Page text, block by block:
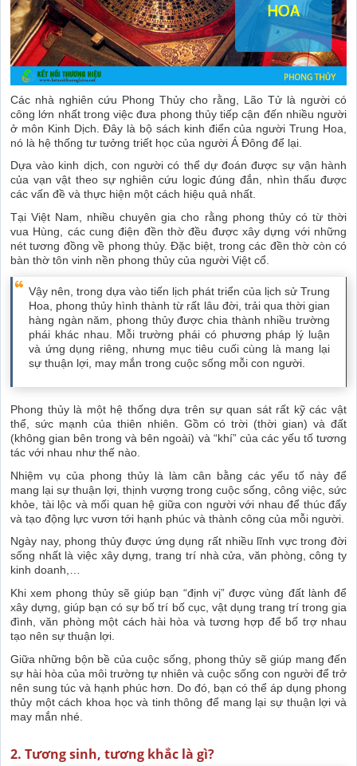
Các nhà nghiên cứu Phong Thủy cho rằng, Lão Tử là người có
công lớn nhất trong việc đưa phong thủy tiếp cận đến nhiều người
ở môn Kinh Dịch. Đây là bộ sách kinh điển của người Trung Hoa,
nó là hệ thống tư tưởng triết học của người Á Đông để lại.
Dựa vào kinh dịch, con người có thể dự đoán được sự vận hành
của vạn vật theo sự nghiên cứu logic đúng đắn, nhìn thấu được
các vấn đề và thực hiện một cách hiệu quả nhất.
Tại Việt Nam, nhiều chuyên gia cho rằng phong thủy có từ thời
vua Hùng, các cung điện đền thờ đều được xây dựng với những
nét tương đồng về phong thủy. Đặc biệt, trong các đền thờ còn có
bàn thờ tôn vinh nền phong thủy của người Việt cổ.
Vậy nên, trong dựa vào tiến lịch phát triển của lịch sử Trung
Hoa, phong thủy hình thành từ rất lâu đời, trải qua thời gian
hàng ngàn năm, phong thủy được chia thành nhiều trường
phái khác nhau. Mỗi trường phái có phương pháp lý luận
và ứng dụng riêng, nhưng mục tiêu cuối cùng là mang lại
sự thuận lợi, may mắn trong cuộc sống mỗi con người.
Phong thủy là một hệ thống dựa trên sự quan sát rất kỹ các vật
thể, sức mạnh của thiên nhiên. Gồm có trời (thời gian) và đất
(không gian bên trong và bên ngoài) và “khí” của các yếu tố tương
tác với nhau như thế nào.
Nhiệm vụ của phong thủy là làm cân bằng các yếu tố này để
mang lại sự thuận lợi, thịnh vượng trong cuộc sống, công việc, sức
khỏe, tài lộc và mối quan hệ giữa con người với nhau để thúc đẩy
và tạo động lực vươn tới hạnh phúc và thành công của mỗi người.
Ngày nay, phong thủy được ứng dụng rất nhiều lĩnh vực trong đời
sống nhất là việc xây dựng, trang trí nhà cửa, văn phòng, công ty
kinh doanh,…
Khi xem phong thủy sẽ giúp bạn “định vị” được vùng đất lành để
xây dựng, giúp bạn có sự bố trí bố cục, vật dụng trang trí trong gia
đình, văn phòng một cách hài hòa và tương hợp để bổ trợ nhau
tạo nên sự thuận lợi.
Giữa những bộn bề của cuộc sống, phong thủy sẽ giúp mang đến
sự hài hòa của môi trường tự nhiên và cuộc sống con người để trở
nên sung túc và hạnh phúc hơn. Do đó, bạn có thể áp dụng phong
thủy một cách khoa học và tinh thông để mang lại sự thuận lợi và
may mắn nhé.
2. Tương sinh, tương khắc là gì?